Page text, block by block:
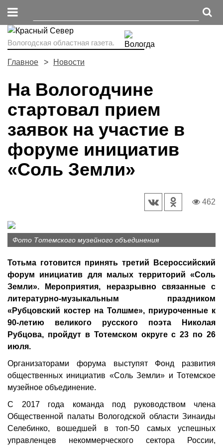
Вологодская областная газета.
Главное Новости
На Вологодчине
стартовал прием
заявок на участие в
форуме инициатив
«Соль Земли»
462
Фото Тотемского музейного объединения
Тотьма готовится принять третий Всероссийский
форум инициатив для малых территорий «Соль
Земли». Мероприятия, неразрывно связанные с
литературно-музыкальным праздником
«Рубцовский костер на Толшме», приуроченные к
90-летию великого русского поэта Николая
Рубцова, пройдут в Тотемском округе с 23 по 26
июля.
Организаторами форума выступят Фонд развития
общественных инициатив «Соль Земли» и Тотемское
музейное объединение.
С 2017 года команда под руководством члена
Общественной палаты Вологодской области Зинаиды
Селебинко, вошедшей в топ-50 самых успешных
управленцев некоммерческого сектора России,